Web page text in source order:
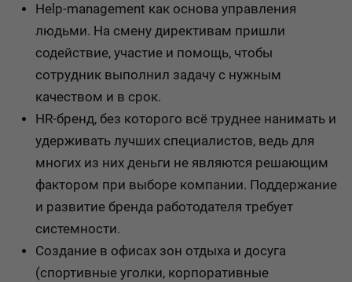
Help-management как основа управления
людьми. На смену директивам пришли
содействие, участие и помощь, чтобы
сотрудник выполнил задачу с нужным
качеством и в срок.
HR-бренд, без которого всё труднее нанимать и
удерживать лучших специалистов, ведь для
многих из них деньги не являются решающим
фактором при выборе компании. Поддержание
и развитие бренда работодателя требует
системности.
Создание в офисах зон отдыха и досуга
(спортивные уголки, корпоративные